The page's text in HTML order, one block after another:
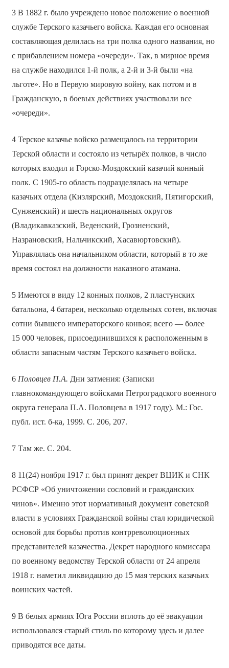
3 В 1882 г. было учреждено новое положение о военной
службе Терского казачьего войска. Каждая его основная
составляющая делилась на три полка одного названия, но
с прибавлением номера «очереди». Так, в мирное время
на службе находился 1-й полк, а 2-й и 3-й были «на
льготе». Но в Первую мировую войну, как потом и в
Гражданскую, в боевых действиях участвовали все
«очереди».
4 Терское казачье войско размещалось на территории
Терской области и состояло из четырёх полков, в число
которых входил и Горско-Моздокский казачий конный
полк. С 1905-го область подразделялась на четыре
казачьих отдела (Кизлярский, Моздокский, Пятигорский,
Сунженский) и шесть национальных округов
(Владикавказский, Веденский, Грозненский,
Назрановский, Нальчикский, Хасавюртовский).
Управлялась она начальником области, который в то же
время состоял на должности наказного атамана.
5 Имеются в виду 12 конных полков, 2 пластунских
батальона, 4 батареи, несколько отдельных сотен, включая
сотни бывшего императорского конвоя; всего — более
15 000 человек, присоединившихся к расположенным в
области запасным частям Терского казачьего войска.
6 Половцев П.А. Дни затмения: (Записки
главнокомандующего войсками Петроградского военного
округа генерала П.А. Половцева в 1917 году). М.: Гос.
публ. ист. б-ка, 1999. С. 206, 207.
7 Там же. С. 204.
8 11(24) ноября 1917 г. был принят декрет ВЦИК и СНК
РСФСР «Об уничтожении сословий и гражданских
чинов». Именно этот нормативный документ советской
власти в условиях Гражданской войны стал юридической
основой для борьбы против контрреволюционных
представителей казачества. Декрет народного комиссара
по военному ведомству Терской области от 24 апреля
1918 г. наметил ликвидацию до 15 мая терских казачьих
воинских частей.
9 В белых армиях Юга России вплоть до её эвакуации
использовался старый стиль по которому здесь и далее
приводятся все даты.